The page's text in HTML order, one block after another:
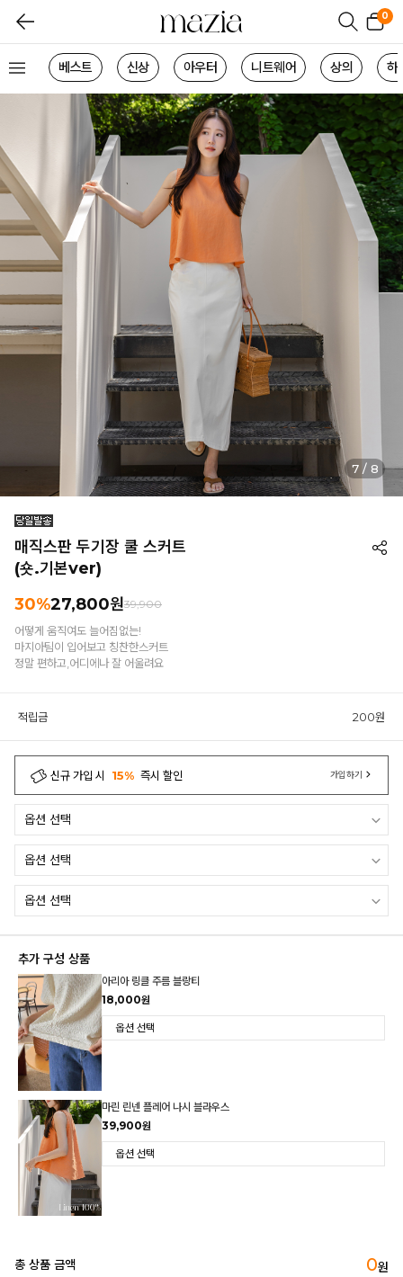
0
베스트 신상 아우터 니트웨어 상의 하
7 / 8
매직스판 두기장 쿨 스커트
(숏.기본ver)
30%27,800원39,900
어떻게 움직여도 늘어짐없는!
마지아팀이 입어보고 칭찬한스커트
정말 편하고,어디에나 잘 어울려요
적립금 200원
신규 가입 시 15% 즉시 할인 가입하기
추가 구성 상품
아리아 링클 주름 블랑티
18,000원
마린 린넨 플레어 나시 블라우스
39,900원
총 상품 금액 0원